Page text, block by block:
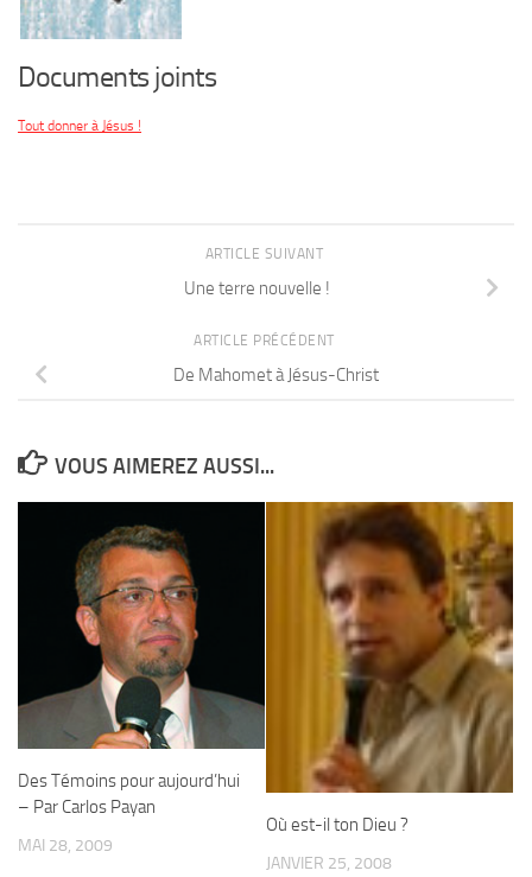
Documents joints
Tout donner à Jésus !
ARTICLE SUIVANT
Une terre nouvelle !
ARTICLE PRÉCÉDENT
De Mahomet à Jésus-Christ
VOUS AIMEREZ AUSSI...
Des Témoins pour aujourd’hui
– Par Carlos Payan
MAI 28, 2009
Où est-il ton Dieu ?
JANVIER 25, 2008